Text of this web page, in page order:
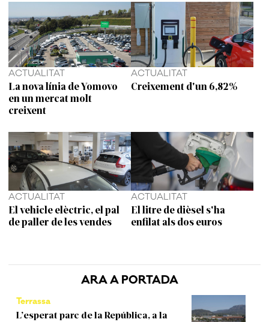
ARA A PORTADA
Terrassa
L’esperat parc de la República, a la
ACTUALITAT
La nova línia de Yomovo
en un mercat molt
creixent
ACTUALITAT
Creixement d'un 6,82%
ACTUALITAT
El vehicle elèctric, el pal
de paller de les vendes
ACTUALITAT
El litre de dièsel s'ha
enfilat als dos euros